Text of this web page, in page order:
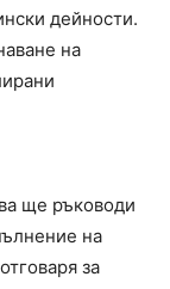
дейности.
на
ще ръководи
на
за